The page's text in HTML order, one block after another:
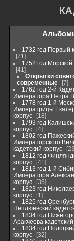
1732 год Первый
71
1752 год Морской
41
Открытки
современные
7
1762 год 2-й
Императора Петра
1778 год 1-й
Императрицы
корпус
18
1793 год
корпус
4
1802 год
Императорского
кадетский корпус
23
1812 год
корпус
41
1813 год 1-й
Императора
корпус
35
1823 год
корпус
1
1825 год
Неплюевский
1834 год
Аракчеева
1834 год
корпус
32